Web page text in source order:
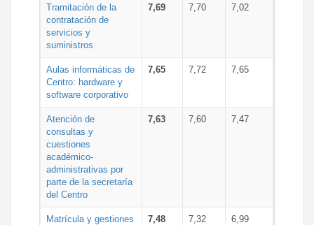
Tramitación de la
contratación de
servicios y
suministros
7,69 7,70 7,02
Aulas informáticas de
Centro: hardware y
software corporativo
7,65 7,72 7,65
Atención de
consultas y
cuestiones
académico-
administrativas por
parte de la secretaría
del Centro
7,63 7,60 7,47
Matrícula y gestiones
7,48 7,32 6,99